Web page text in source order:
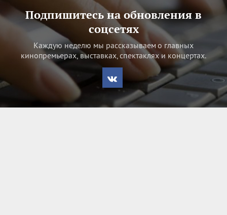
Подпишитесь на обновления в
соцсетях
Каждую неделю мы рассказываем о главных
кинопремьерах, выставках, спектаклях и концертах.